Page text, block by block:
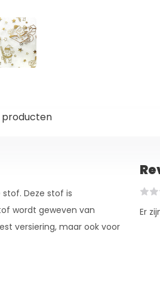
Deze stof is
wordt geweven van
versiering, maar ook voor
Er